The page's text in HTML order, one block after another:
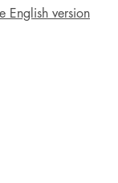
English version